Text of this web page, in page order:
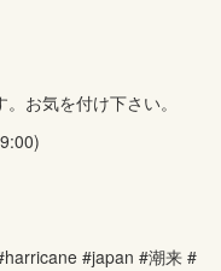
お気を付け下さい。
#japan #潮来 #